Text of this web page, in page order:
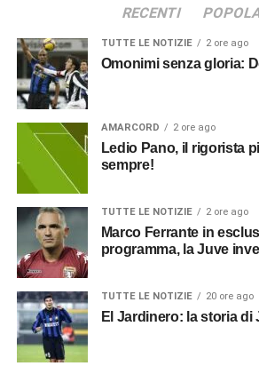
RECENTI
TUTTE LE NOTIZIE 2 ore ago
Omonimi senza gloria:
AMARCORD 2 ore ago
Ledio Pano, il rigorista
sempre!
TUTTE LE NOTIZIE 2 ore ago
Marco Ferrante in
programma, la Juve
TUTTE LE NOTIZIE 20 ore ago
El Jardinero: la storia di